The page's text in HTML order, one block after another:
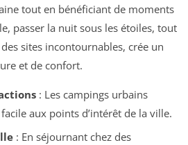
tout en bénéficiant de moments
passer la nuit sous les étoiles, tout
sites incontournables, crée un
et de confort.
: Les campings urbains
aux points d’intérêt de la ville.
: En séjournant chez des